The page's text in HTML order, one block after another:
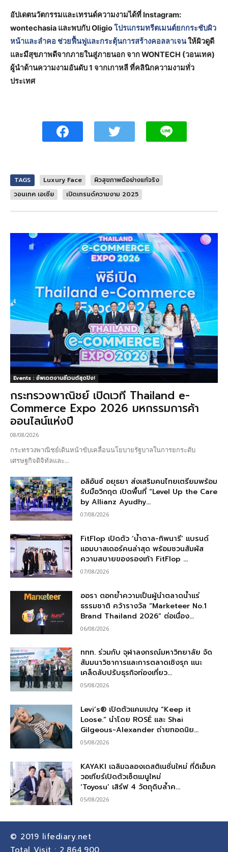
อัปเดตนวัตกรรมและเทรนด์ความงามได้ที่ Instagram:
wontechasia และพบกับ Oligioโปรแกรมทรีตเมนต์ยกกระชับผิว
หน้าและลำคอ ช่วยฟื้นฟูและกระตุ้นการสร้างคอลลาเจนให้ผิวดูดี
และมีสุขภาพดีจากภายในสู่ภายนอก จาก WONTECH (วอนเทค)
ผู้นำด้านความงามอันดับ 1 จากเกาหลี ที่คลินิกความงามทั่ว
ประเทศ
TAGS Luxury Face
ผิวสุขภาพดีอย่างแท้จริง
วอนเทค เอเชีย
เปิดเทรนด์ความงาม 2025
Events : อัพเดตงานอีเวนต์สุดปัง!
กระทรวงพาณิชย์ เปิดเวที Thailand e-
Commerce Expo 2026 มหกรรมการค้า
ออนไลน์แห่งปี
08/08/2026
กระทรวงพาณิชย์เดินหน้าขับเคลื่อนนโยบายรัฐบาลในการยกระดับ
เศรษฐกิจดิจิทัลและ...
อลิอันซ์ อยุธยา ส่งเสริมคนไทยเตรียมพร้อม
รับมือวิกฤต เปิดพื้นที่ “Level Up the Care
by Allianz Ayudhy...
07/08/2026
FitFlop เปิดตัว ‘น้ำตาล-ทิพนารี’ แบรนด์
แอมบาสเดอร์คนล่าสุด พร้อมชวนสัมผัส
ความสบายของรองเท้า FitFlop ...
07/08/2026
ออรา ตอกย้ำความเป็นผู้นำตลาดน้ำแร่
ธรรมชาติ คว้ารางวัล “Marketeer No.1
Brand Thailand 2026” ต่อเนื่อง...
06/08/2026
ททท. ร่วมกับ จุฬาลงกรณ์มหาวิทยาลัย จัด
สัมมนาวิชาการและการตลาดเชิงรุก แนะ
เคล็ดลับปรับธุรกิจท่องเที่ยว...
05/08/2026
Levi’s® เปิดตัวแคมเปญ “Keep it
Loose.” นำโดย ROSÉ และ Shai
Gilgeous-Alexander ถ่ายทอดนิย...
05/08/2026
KAYAKI เฉลิมฉลองเดสติเนชั่นใหม่ ที่ดิเอ็มค
วอเทียร์เปิดตัวเซ็ตเมนูใหม่
‘Toyosu’ เสิร์ฟ 4 วัตถุดิบล้ำค...
05/08/2026
© 2019 lifediary.net